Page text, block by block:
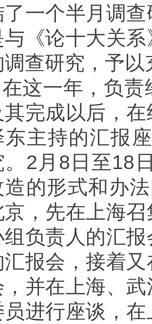
了一个半月调
与《论十大关
调查研究，予以
在这一年，负
其完成以后，
东主持的汇报
。2月8日至18
造的形式和办
京，先在上海
组负责人的汇
汇报会，接着
，并在上海、
员进行座谈，